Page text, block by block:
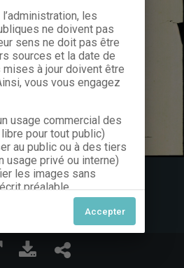
les
ne doivent pas
sens ne doit pas être
sources et la date de
à jour doivent être
vous vous engagez
usage commercial des
pour tout public)
au public ou à des tiers
usage privé ou interne)
les images sans
préalable
nous vous invitons
afin de solliciter le type
parmi celles
cas échéant, acquitter